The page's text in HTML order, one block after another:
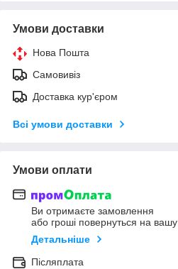
Умови доставки
Нова Пошта
Самовивіз
Доставка кур'єром
Всі умови доставки
Умови оплати
Ви отримаєте замовлення
або гроші повернуться на вашу
Детальніше
Післяплата